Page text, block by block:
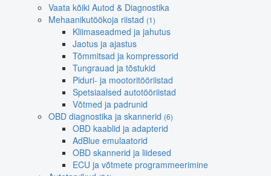
Vaata kõiki Autod & Diagnostika
Mehaanikutöökoja riistad (1)
Kliimaseadmed ja jahutus
Jaotus ja ajastus
Tõmmitsad ja kompressorid
Tungrauad ja tõstukid
Piduri- ja mootoritööriistad
Spetsiaalsed autotööriistad
Võtmed ja padrunid
OBD diagnostika ja skannerid (6)
OBD kaablid ja adapterid
AdBlue emulaatorid
OBD skannerid ja liidesed
ECU ja võtmete programmeerimine